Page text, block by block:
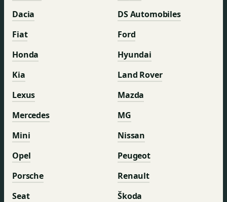
Dacia
DS Automobiles
Fiat
Ford
Honda
Hyundai
Kia
Land Rover
Lexus
Mazda
Mercedes
MG
Mini
Nissan
Opel
Peugeot
Porsche
Renault
Seat
Škoda